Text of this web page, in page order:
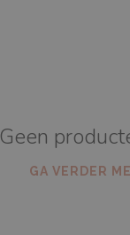
Geen
GA VERDER